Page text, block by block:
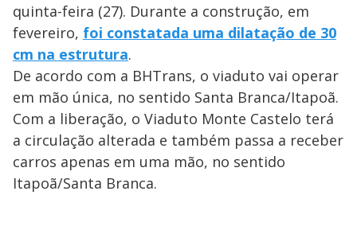
quinta-feira (27). Durante a construção, em
fevereiro, foi constatada uma dilatação de 30
cm na estrutura.
De acordo com a BHTrans, o viaduto vai operar
em mão única, no sentido Santa Branca/Itapoã.
Com a liberação, o Viaduto Monte Castelo terá
a circulação alterada e também passa a receber
carros apenas em uma mão, no sentido
Itapoã/Santa Branca.